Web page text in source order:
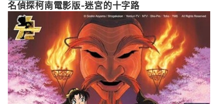
名偵探柯南電影版-迷宮的十字路